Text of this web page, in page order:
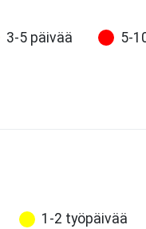
3-5 päivää 5-
1-2 työpäivää